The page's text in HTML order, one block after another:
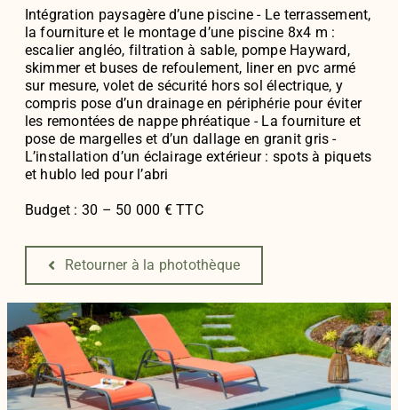
Intégration paysagère d’une piscine - Le terrassement,
la fourniture et le montage d’une piscine 8x4 m :
escalier angléo, filtration à sable, pompe Hayward,
skimmer et buses de refoulement, liner en pvc armé
sur mesure, volet de sécurité hors sol électrique, y
compris pose d’un drainage en périphérie pour éviter
les remontées de nappe phréatique - La fourniture et
pose de margelles et d’un dallage en granit gris -
L’installation d’un éclairage extérieur : spots à piquets
et hublo led pour l’abri
Budget : 30 – 50 000 € TTC
Retourner à la photothèque